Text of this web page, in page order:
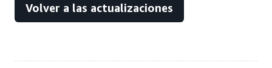
Volver a las actualizaciones